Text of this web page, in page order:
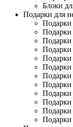
Блоки
Подарки для
Подарки
Подарки
Подарки
Подарки
Подарки
Подарки
Подарки
Подарки